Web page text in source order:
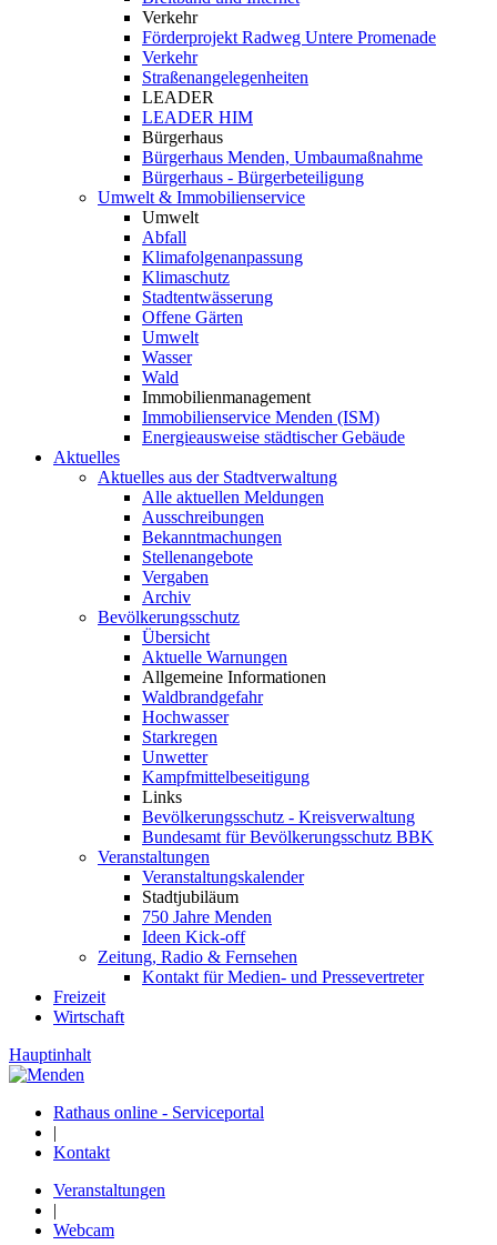
Verkehr
Förderprojekt Radweg Untere Promenade
Verkehr
Straßenangelegenheiten
LEADER
LEADER HIM
Bürgerhaus
Bürgerhaus Menden, Umbaumaßnahme
Bürgerhaus - Bürgerbeteiligung
Umwelt & Immobilienservice
Umwelt
Abfall
Klimafolgenanpassung
Klimaschutz
Stadtentwässerung
Offene Gärten
Umwelt
Wasser
Wald
Immobilienmanagement
Immobilienservice Menden (ISM)
Energieausweise städtischer Gebäude
Aktuelles
Aktuelles aus der Stadtverwaltung
Alle aktuellen Meldungen
Ausschreibungen
Bekanntmachungen
Stellenangebote
Vergaben
Archiv
Bevölkerungsschutz
Übersicht
Aktuelle Warnungen
Allgemeine Informationen
Waldbrandgefahr
Hochwasser
Starkregen
Unwetter
Kampfmittelbeseitigung
Links
Bevölkerungsschutz - Kreisverwaltung
Bundesamt für Bevölkerungsschutz BBK
Veranstaltungen
Veranstaltungskalender
Stadtjubiläum
750 Jahre Menden
Ideen Kick-off
Zeitung, Radio & Fernsehen
Kontakt für Medien- und Pressevertreter
Freizeit
Wirtschaft
Hauptinhalt
Rathaus online - Serviceportal
|
Kontakt
Veranstaltungen
|
Webcam